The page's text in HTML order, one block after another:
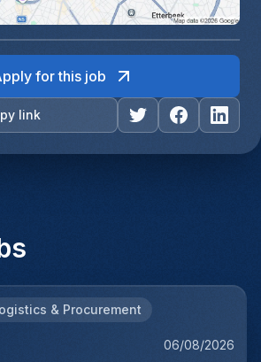
link
for this job
& Procurement
06/08/2026